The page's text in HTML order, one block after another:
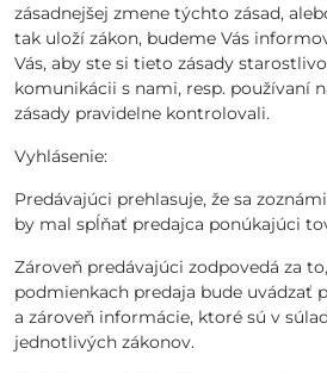
zásadnejšej zmene týchto zásad,
tak uloží zákon, budeme Vás
Vás, aby ste si tieto zásady
komunikácii s nami, resp. používaní
zásady pravidelne kontrolovali.
Vyhlásenie:
Predávajúci prehlasuje, že sa
by mal spĺňať predajca ponúkajúci
Zároveň predávajúci zodpovedá za
podmienkach predaja bude uvádzať
a zároveň informácie, ktoré sú v
jednotlivých zákonov.